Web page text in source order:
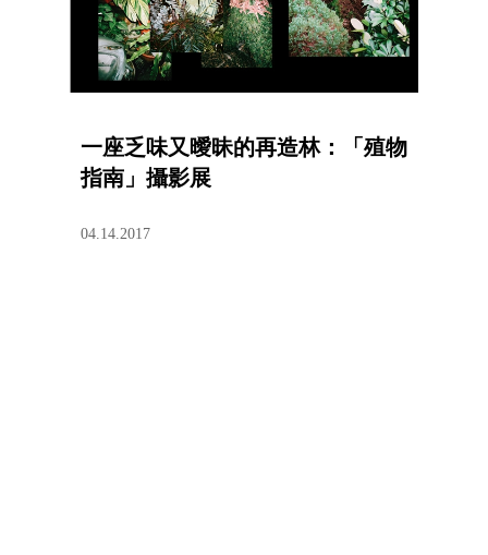
一座乏味又曖昧的再造林：「殖物
指南」攝影展
04.14.2017